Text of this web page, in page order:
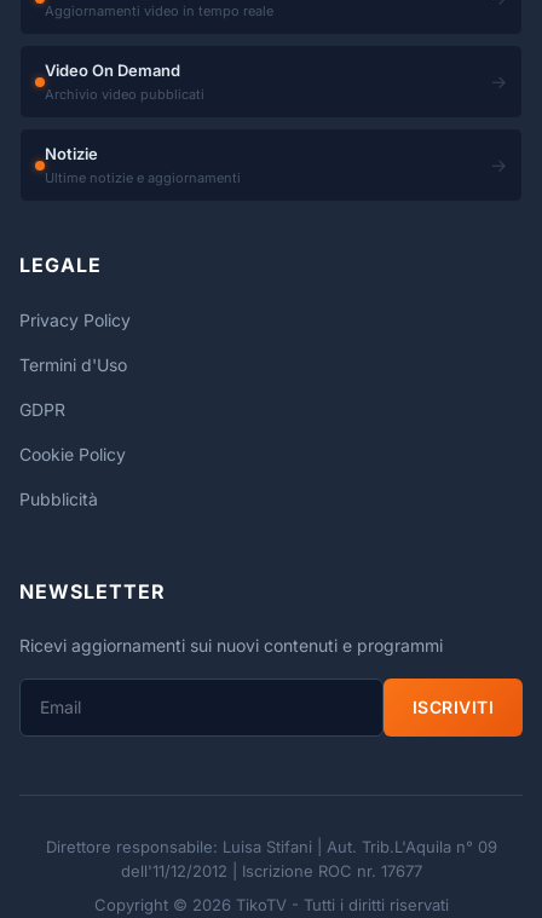
Aggiornamenti video in tempo reale
Video On Demand
Archivio video pubblicati
→
Notizie
Ultime notizie e aggiornamenti
→
LEGALE
Privacy Policy
Termini d'Uso
GDPR
Cookie Policy
Pubblicità
NEWSLETTER
Ricevi aggiornamenti sui nuovi contenuti e programmi
ISCRIVITI
Direttore responsabile: Luisa Stifani | Aut. Trib.L'Aquila n° 09
dell'11/12/2012 | Iscrizione ROC nr. 17677
Copyright © 2026 TikoTV - Tutti i diritti riservati